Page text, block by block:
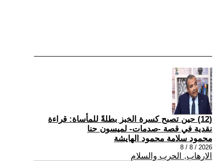
(12) حين تصبح كسرة الخبز بطلةً للمأساة: قراءة
نقدية في قصة -صدمات- لميسون حنا
محمود سلامة محمود الهايشة
2026 / 8 / 8
الارهاب, الحرب والسلام